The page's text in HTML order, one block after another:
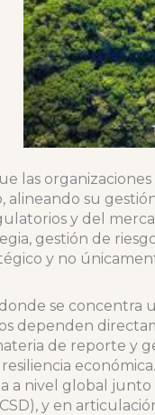
las
alineando su
y del
gestión de
y no
se
dependen
de reporte y
a nivel global
y en